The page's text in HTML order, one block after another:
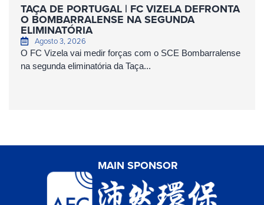
TAÇA DE PORTUGAL | FC VIZELA DEFRONTA
O BOMBARRALENSE NA SEGUNDA
ELIMINATÓRIA
Agosto 3, 2026
O FC Vizela vai medir forças com o SCE Bombarralense
na segunda eliminatória da Taça...
MAIN SPONSOR